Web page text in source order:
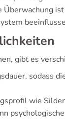
Überwachung
gibt es
sodass
wie